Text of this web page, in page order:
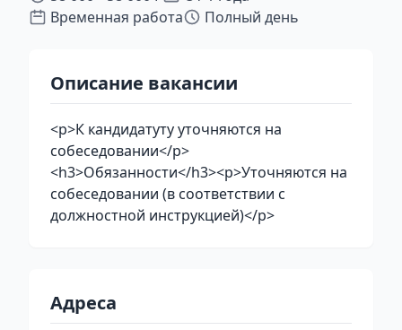
Временная работа
Полный день
Описание вакансии
<p>К кандидатуту уточняются на
собеседовании</p>
<h3>Обязанности</h3><p>Уточняются на
собеседовании (в соответствии с
должностной инструкцией)</p>
Адреса